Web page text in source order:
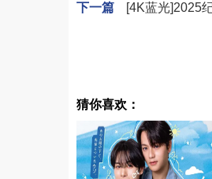
下一篇
[4K蓝光]2025
猜你喜欢：